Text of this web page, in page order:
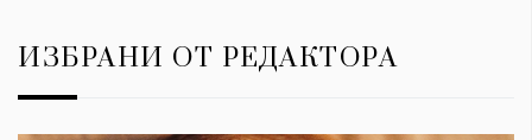
ИЗБРАНИ ОТ РЕДАКТОРА